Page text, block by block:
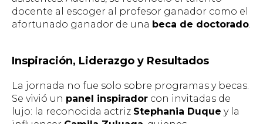
docente al escoger al profesor ganador como el
afortunado ganador de una beca de doctorado.
Inspiración, Liderazgo y Resultados
La jornada no fue solo sobre programas y becas.
Se vivió un panel inspirador con invitadas de
lujo: la reconocida actriz Stephania Duque y la